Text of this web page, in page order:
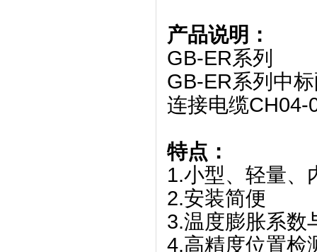
产品说明：
GB-ER系列
GB-ER系列中
连接电缆CH04-
特点：
1.小型、轻量、
2.安装简便
3.温度膨胀系数
4.高精度位置检